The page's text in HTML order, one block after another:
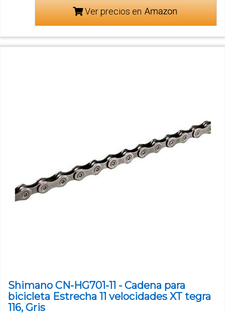
Ver precios en
Shimano CN-HG701-11 - Cadena para
bicicleta Estrecha 11 velocidades XT tegra
116, Gris